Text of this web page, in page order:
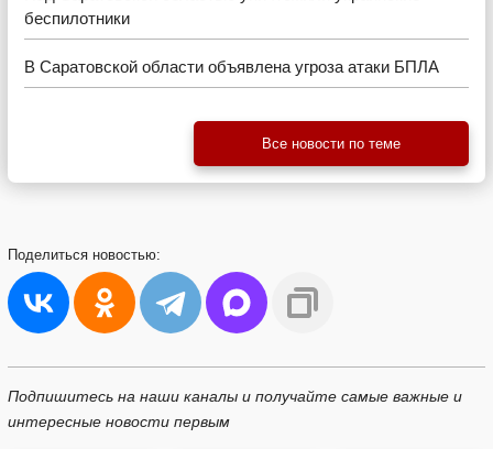
беспилотники
В Саратовской области объявлена угроза атаки БПЛА
Все новости по теме
Поделиться новостью:
Подпишитесь на наши каналы и получайте самые важные и
интересные новости первым